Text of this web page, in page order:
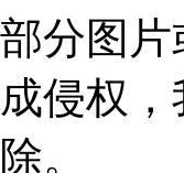
分图
侵权
。